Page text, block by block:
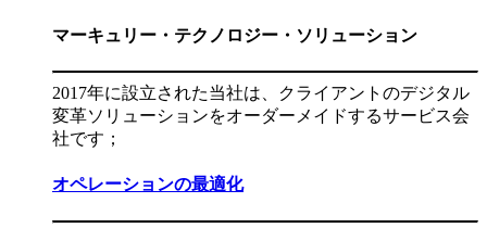
マーキュリー・テクノロジー・ソリューション
2017年に設立された当社は、クライアントのデジタル
変革ソリューションをオーダーメイドするサービス会
社です；
オペレーションの最適化